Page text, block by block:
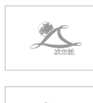
SancheZ